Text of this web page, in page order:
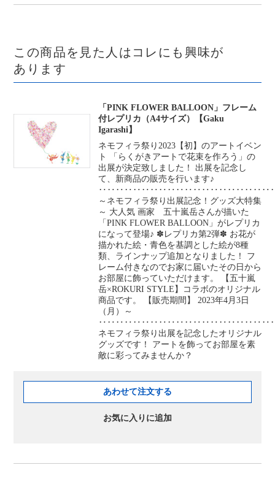
この商品を見た人はコレにも興味が
あります
「PINK FLOWER BALLOON」フレーム
付レプリカ（A4サイズ）【Gaku
Igarashi】
ネモフィラ祭り2023【初】のアートイベン
ト 「らくがきアートで花束を作ろう」の
出展が決定致しました！ 出展を記念し
て、新商品の販売を行います♪
～ネモフィラ祭り出展記念！グッズ大特集
～ 大人気 画家 五十嵐岳さんが描いた
「PINK FLOWER BALLOON」がレプリカ
になって登場♪ ✽レプリカ第2弾✽ お花が
描かれた絵・青色を基調とした絵が8種
類、ラインナップ追加となりました！ フ
レーム付きなのでお家に届いたその日から
お部屋に飾っていただけます。 【五十嵐
岳×ROKURI STYLE】コラボのオリジナル
商品です。 【販売期間】 2023年4月3日
（月）～
ネモフィラ祭り出展を記念したオリジナル
グッズです！ アートを飾ってお部屋を素
敵に彩ってみませんか？
あわせて注文する
お気に入りに追加